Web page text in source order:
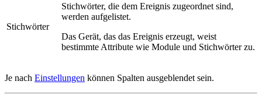
Stichwörter
Stichwörter, die dem Ereignis zugeordnet sind,
werden aufgelistet.
Das Gerät, das das Ereignis erzeugt, weist
bestimmte Attribute wie Module und Stichwörter zu.
Je nach Einstellungen können Spalten ausgeblendet sein.